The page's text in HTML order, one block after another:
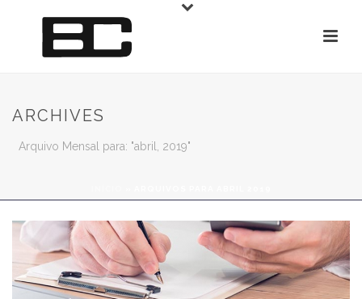
ARCHIVES
Arquivo Mensal para: "abril, 2019"